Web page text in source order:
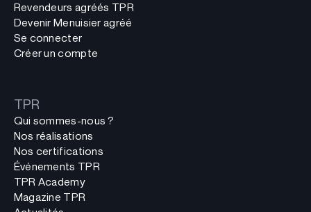
Revendeurs agréés TPR
Devenir Menuisier agréé
Se connecter
Créer un compte
TPR
Qui sommes-nous ?
Nos réalisations
Nos certifications
Événements TPR
TPR Academy
Magazine TPR